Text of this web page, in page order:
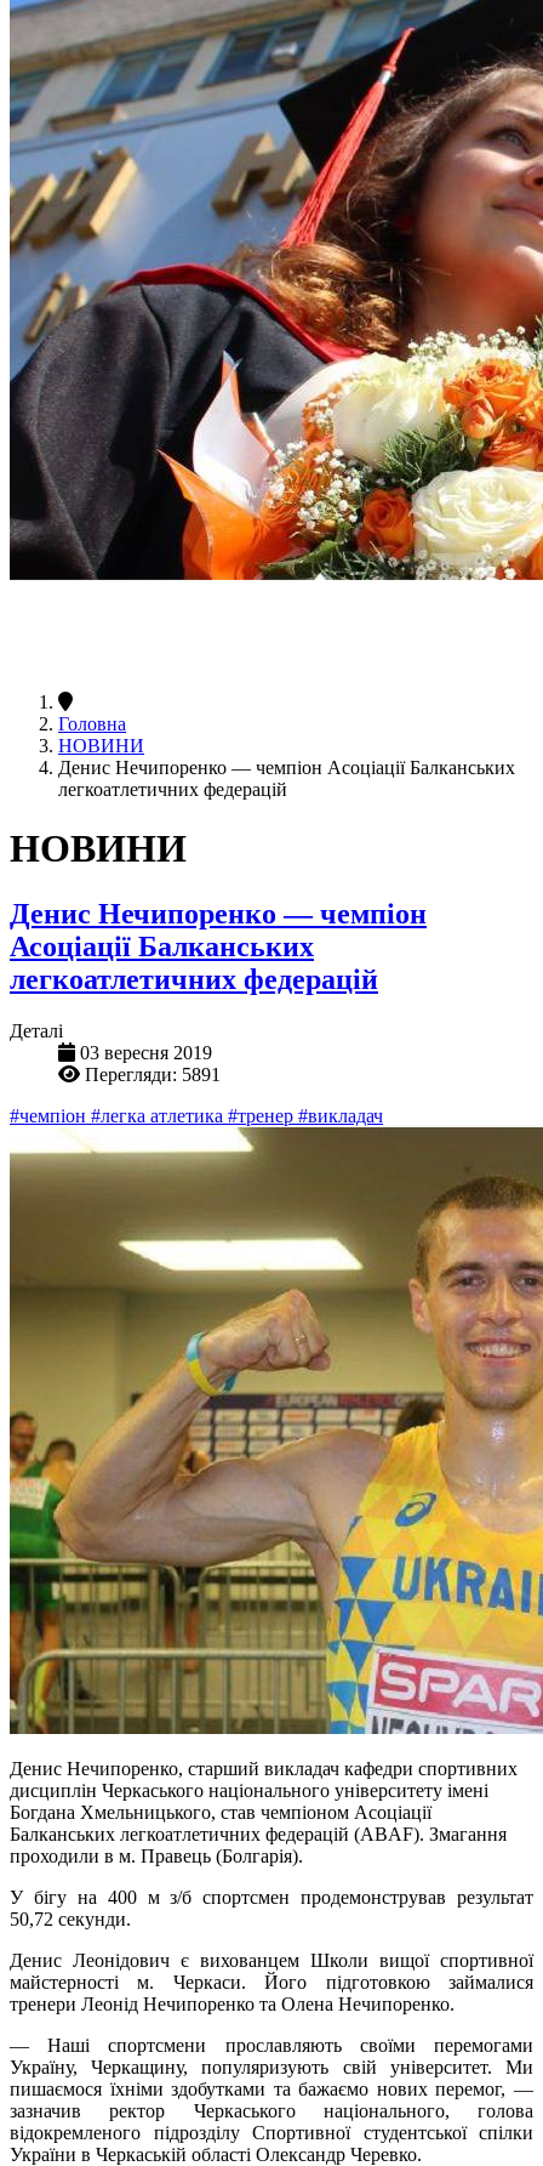
Головна
НОВИНИ
Денис Нечипоренко — чемпіон Асоціації Балканських
легкоатлетичних федерацій
НОВИНИ
Денис Нечипоренко — чемпіон
Асоціації Балканських
легкоатлетичних федерацій
Деталі
03 вересня 2019
Перегляди: 5891
#чемпіон #легка атлетика #тренер #викладач
Денис Нечипоренко, старший викладач кафедри спортивних
дисциплін Черкаського національного університету імені
Богдана Хмельницького, став чемпіоном Асоціації
Балканських легкоатлетичних федерацій (ABAF). Змагання
проходили в м. Правець (Болгарія).
У бігу на 400 м з/б спортсмен продемонстрував результат
50,72 секунди.
Денис Леонідович є вихованцем Школи вищої спортивної
майстерності м. Черкаси. Його підготовкою займалися
тренери Леонід Нечипоренко та Олена Нечипоренко.
— Наші спортсмени прославляють своїми перемогами
Україну, Черкащину, популяризують свій університет. Ми
пишаємося їхніми здобутками та бажаємо нових перемог, —
зазначив ректор Черкаського національного, голова
відокремленого підрозділу Спортивної студентської спілки
України в Черкаській області Олександр Черевко.